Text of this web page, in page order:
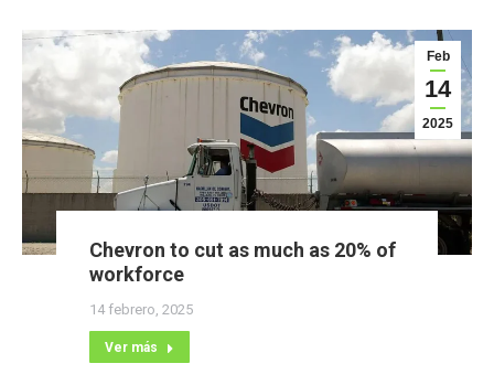
Feb
14
2025
Chevron to cut as much as 20% of
workforce
14 febrero, 2025
Ver más